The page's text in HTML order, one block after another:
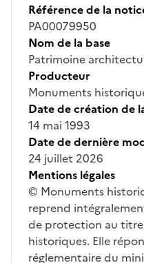
Référence de la
PA00079950
Nom de la base
Patrimoine
Producteur
Monuments
Date de création de
14 mai 1993
Date de dernière
24 juillet 2026
Mentions légales
© Monuments
reprend
de protection au
historiques. Elle
réglementaire du